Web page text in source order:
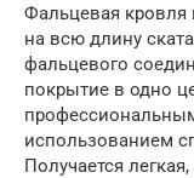
Фальцевая кровля
на всю длину
фальцевого
покрытие в одно
использованием
Получается